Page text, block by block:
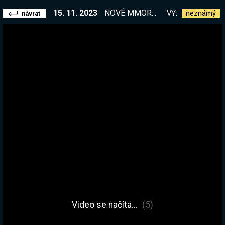
návrat 15. 11. 2023 NOVÉ MMORPG! Uzavřená beta, fake asijské wowko, údajně NE-pay-to-win a navíc free-to-play. | !kniha VY: neznámý
Video se načítá… (5)